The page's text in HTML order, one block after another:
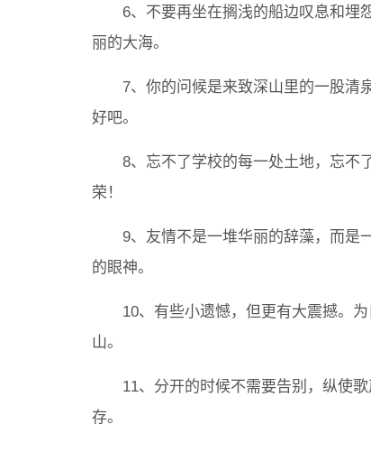
6、不要再坐在搁浅的船边叹息和埋
丽的大海。
7、你的问候是来致深山里的一股清
好吧。
8、忘不了学校的每一处土地，忘不
荣！
9、友情不是一堆华丽的辞藻，而是
的眼神。
10、有些小遗憾，但更有大震撼。为
山。
11、分开的时候不需要告别，纵使歌
存。